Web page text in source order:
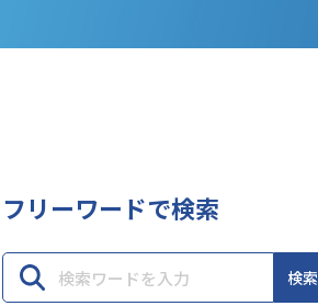
フリーワードで検索
検索